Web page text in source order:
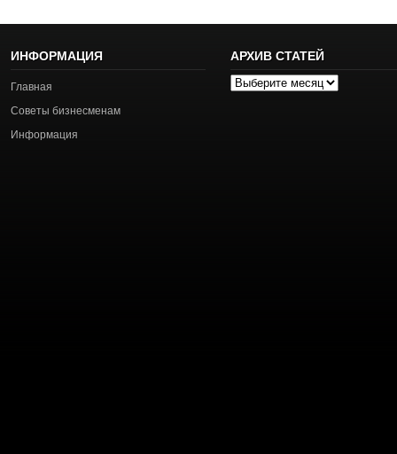
ИНФОРМАЦИЯ
Главная
Советы бизнесменам
Информация
АРХИВ СТАТЕЙ
Архив